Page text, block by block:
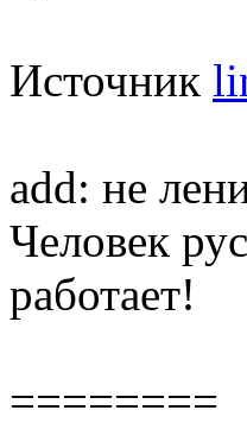
Источник
add: не
Человек
работает!
========